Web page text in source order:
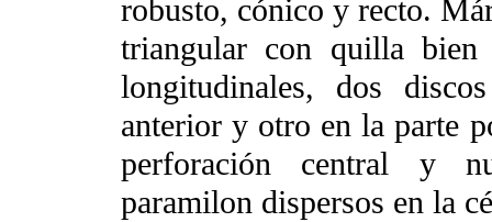
robusto, cónico y recto.
triangular con quilla bien
longitudinales, dos
anterior y otro en la parte
perforación central y
paramilon dispersos en la